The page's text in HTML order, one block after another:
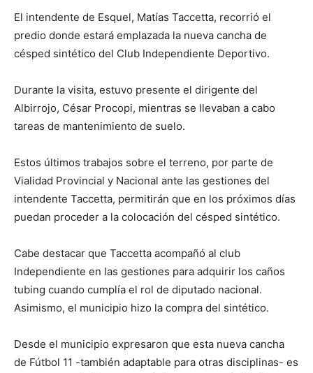
El intendente de Esquel, Matías Taccetta, recorrió el
predio donde estará emplazada la nueva cancha de
césped sintético del Club Independiente Deportivo.
Durante la visita, estuvo presente el dirigente del
Albirrojo, César Procopi, mientras se llevaban a cabo
tareas de mantenimiento de suelo.
Estos últimos trabajos sobre el terreno, por parte de
Vialidad Provincial y Nacional ante las gestiones del
intendente Taccetta, permitirán que en los próximos días
puedan proceder a la colocación del césped sintético.
Cabe destacar que Taccetta acompañó al club
Independiente en las gestiones para adquirir los caños
tubing cuando cumplía el rol de diputado nacional.
Asimismo, el municipio hizo la compra del sintético.
Desde el municipio expresaron que esta nueva cancha
de Fútbol 11 -también adaptable para otras disciplinas- es